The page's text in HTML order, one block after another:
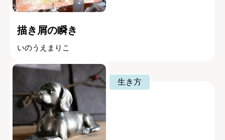
描き屑の瞬き
いのうえまりこ
生き方